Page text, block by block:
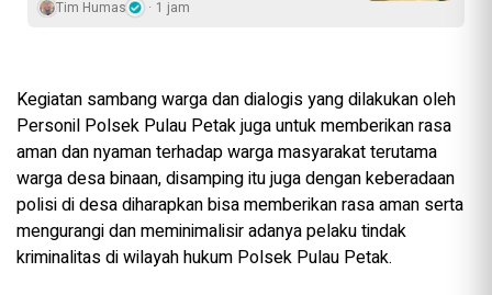
Tim Humas 1 jam
Kegiatan sambang warga dan dialogis yang dilakukan oleh
Personil Polsek Pulau Petak juga untuk memberikan rasa
aman dan nyaman terhadap warga masyarakat terutama
warga desa binaan, disamping itu juga dengan keberadaan
polisi di desa diharapkan bisa memberikan rasa aman serta
mengurangi dan meminimalisir adanya pelaku tindak
kriminalitas di wilayah hukum Polsek Pulau Petak.